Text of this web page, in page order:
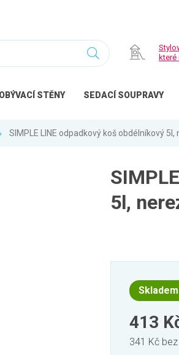
které
OBÝVACÍ STĚNY SEDACÍ SOUPRAVY
SIMPLE LINE odpadkový koš obdélníkový 5l,
5l,
Skladem
413
341 Kč bez